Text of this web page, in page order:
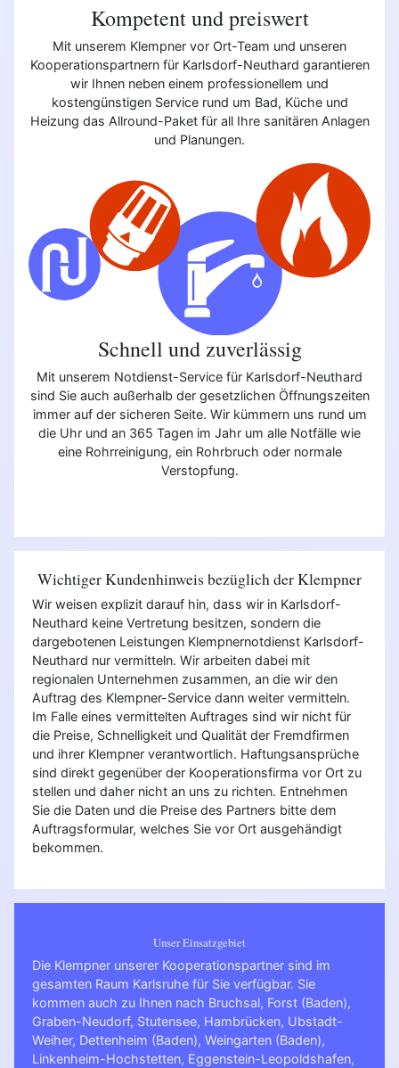
Kompetent und preiswert
Mit unserem Klempner vor Ort-Team und unseren
Kooperationspartnern für Karlsdorf-Neuthard garantieren
wir Ihnen neben einem professionellem und
kostengünstigen Service rund um Bad, Küche und
Heizung das Allround-Paket für all Ihre sanitären Anlagen
und Planungen.
Schnell und zuverlässig
Mit unserem Notdienst-Service für Karlsdorf-Neuthard
sind Sie auch außerhalb der gesetzlichen Öffnungszeiten
immer auf der sicheren Seite. Wir kümmern uns rund um
die Uhr und an 365 Tagen im Jahr um alle Notfälle wie
eine Rohrreinigung, ein Rohrbruch oder normale
Verstopfung.
Wichtiger Kundenhinweis bezüglich der Klempner
Wir weisen explizit darauf hin, dass wir in Karlsdorf-
Neuthard keine Vertretung besitzen, sondern die
dargebotenen Leistungen Klempnernotdienst Karlsdorf-
Neuthard nur vermitteln. Wir arbeiten dabei mit
regionalen Unternehmen zusammen, an die wir den
Auftrag des Klempner-Service dann weiter vermitteln.
Im Falle eines vermittelten Auftrages sind wir nicht für
die Preise, Schnelligkeit und Qualität der Fremdfirmen
und ihrer Klempner verantwortlich. Haftungsansprüche
sind direkt gegenüber der Kooperationsfirma vor Ort zu
stellen und daher nicht an uns zu richten. Entnehmen
Sie die Daten und die Preise des Partners bitte dem
Auftragsformular, welches Sie vor Ort ausgehändigt
bekommen.
Unser Einsatzgebiet
Die Klempner unserer Kooperationspartner sind im
gesamten Raum Karlsruhe für Sie verfügbar. Sie
kommen auch zu Ihnen nach Bruchsal, Forst (Baden),
Graben-Neudorf, Stutensee, Hambrücken, Ubstadt-
Weiher, Dettenheim (Baden), Weingarten (Baden),
Linkenheim-Hochstetten, Eggenstein-Leopoldshafen,